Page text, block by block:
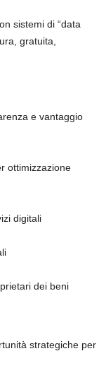
sistemi di “data
gratuita,
e vantaggio
ottimizzazione
digitali
dei beni
strategiche per